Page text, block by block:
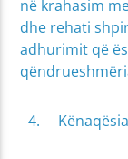
në krahasim
dhe rehati
adhurimit që